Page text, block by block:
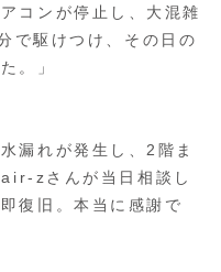
コンが停止し、大混雑
駆けつけ、その日の
。」
漏れが発生し、2階ま
zさんが当日相談し
復旧。本当に感謝で